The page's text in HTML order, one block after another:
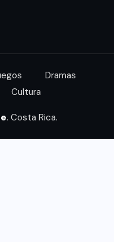
Dramas
Cultura
. Costa Rica.